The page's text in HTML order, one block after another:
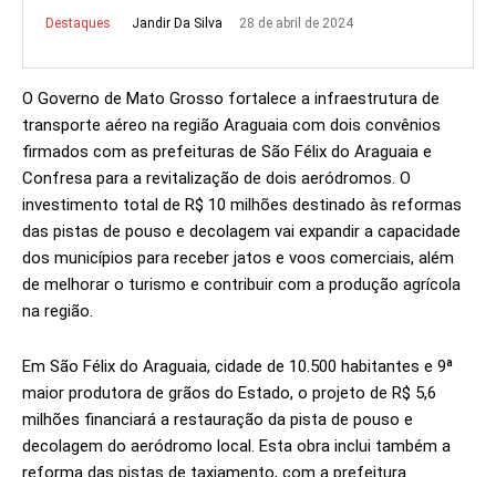
Destaques Jandir Da Silva 28 de abril de 2024
O Governo de Mato Grosso fortalece a infraestrutura de
transporte aéreo na região Araguaia com dois convênios
firmados com as prefeituras de São Félix do Araguaia e
Confresa para a revitalização de dois aeródromos. O
investimento total de R$ 10 milhões destinado às reformas
das pistas de pouso e decolagem vai expandir a capacidade
dos municípios para receber jatos e voos comerciais, além
de melhorar o turismo e contribuir com a produção agrícola
na região.
Em São Félix do Araguaia, cidade de 10.500 habitantes e 9ª
maior produtora de grãos do Estado, o projeto de R$ 5,6
milhões financiará a restauração da pista de pouso e
decolagem do aeródromo local. Esta obra inclui também a
reforma das pistas de taxiamento, com a prefeitura